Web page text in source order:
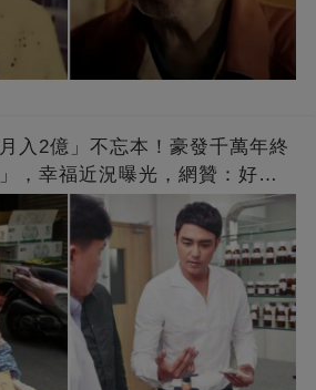
入2億」不忘本！豪發千萬年終
，幸福近況曝光，網贊：好老